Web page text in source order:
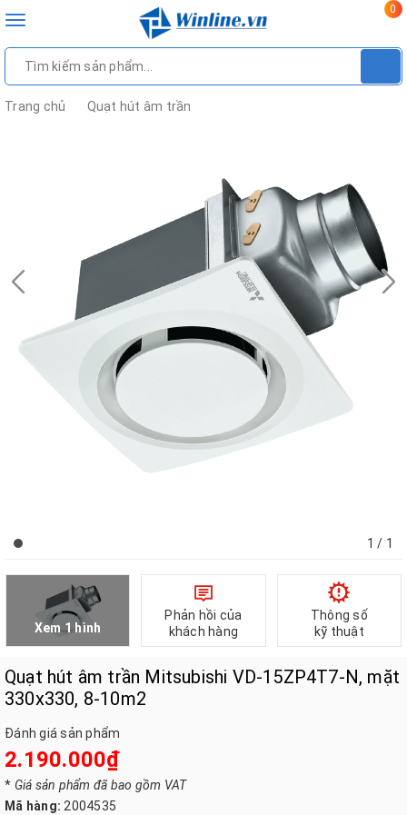
Toggle
0
Trang chủ Quạt hút âm trần
1 / 1
Xem 1 hình
Phản hồi của
khách hàng
Thông số
kỹ thuật
Quạt hút âm trần Mitsubishi VD-15ZP4T7-N, mặt
330x330, 8-10m2
Đánh giá sản phẩm
2.190.000₫
* Giá sản phẩm đã bao gồm VAT
Mã hàng: 2004535